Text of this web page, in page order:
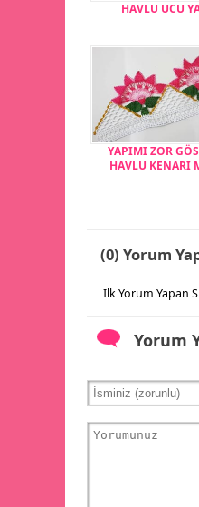
HAVLU UCU
YAPIMI ZOR
HAVLU KENARI
(0) Yorum
İlk Yorum Yapan
Yorum